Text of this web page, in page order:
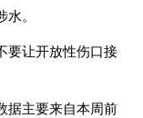
。
要让开放性伤口接
据主要来自本周前